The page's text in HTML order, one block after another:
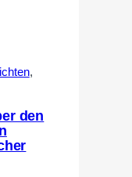
,
den